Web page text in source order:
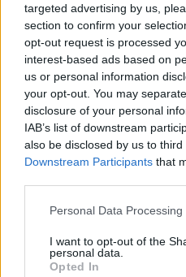
targeted advertising by us,
section to confirm your
opt-out request is processed
interest-based ads based on
us or personal information
your opt-out. You may
disclosure of your personal
IAB’s list of downstream
also be disclosed by us to
Downstream Participants that
Please note that this website/
not limited to your visit or
grant or deny consent to
Personal Data
I want to opt-out of the
personal data.
Opted In
történeten alapul, szomorú a
alkotás.” Végül ismét
vannak”, és elnevette magát.
Ezután komolyabb témára tért
kérdésről” beszélt: mit
korrupcióról és a
„Szégyellem ezt” kezdte.
elszomorít. Imádkozom
most végre meghallgatják